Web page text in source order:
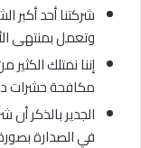
شركتنا أحد أكبر
وتعمل بمنتهى
إننا نمتلك
مكافحة حشرات
الجدير بالذكر أن
في الصدارة